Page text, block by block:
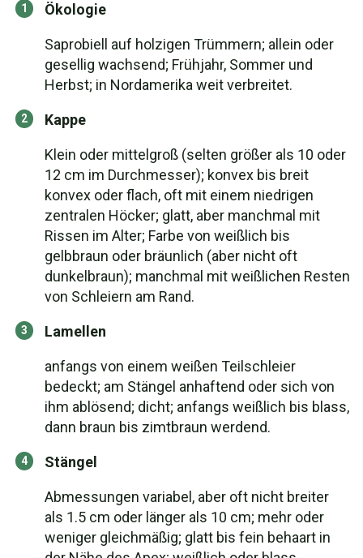
Ökologie
Saprobiell auf holzigen Trümmern; allein oder
gesellig wachsend; Frühjahr, Sommer und
Herbst; in Nordamerika weit verbreitet.
Kappe
Klein oder mittelgroß (selten größer als 10 oder
12 cm im Durchmesser); konvex bis breit
konvex oder flach, oft mit einem niedrigen
zentralen Höcker; glatt, aber manchmal mit
Rissen im Alter; Farbe von weißlich bis
gelbbraun oder bräunlich (aber nicht oft
dunkelbraun); manchmal mit weißlichen Resten
von Schleiern am Rand.
Lamellen
anfangs von einem weißen Teilschleier
bedeckt; am Stängel anhaftend oder sich von
ihm ablösend; dicht; anfangs weißlich bis blass,
dann braun bis zimtbraun werdend.
Stängel
Abmessungen variabel, aber oft nicht breiter
als 1.5 cm oder länger als 10 cm; mehr oder
weniger gleichmäßig; glatt bis fein behaart in